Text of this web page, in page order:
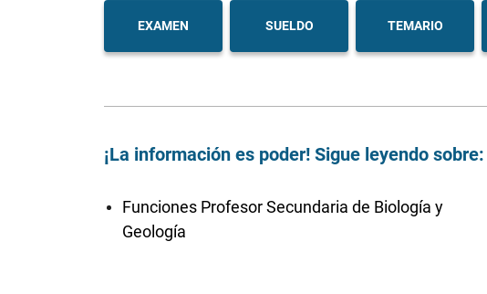
EXAMEN SUELDO TEMARIO
¡La información es poder! Sigue leyendo sobre:
Funciones Profesor Secundaria de Biología y
Geología